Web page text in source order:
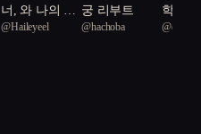
너, 와 나의 퍼
즐
@Haileyeel
궁 리부트
@hachoba
학교
사랑:
@